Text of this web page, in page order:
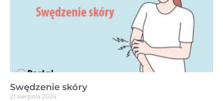
Swędzenie skóry
21 sierpnia 2024